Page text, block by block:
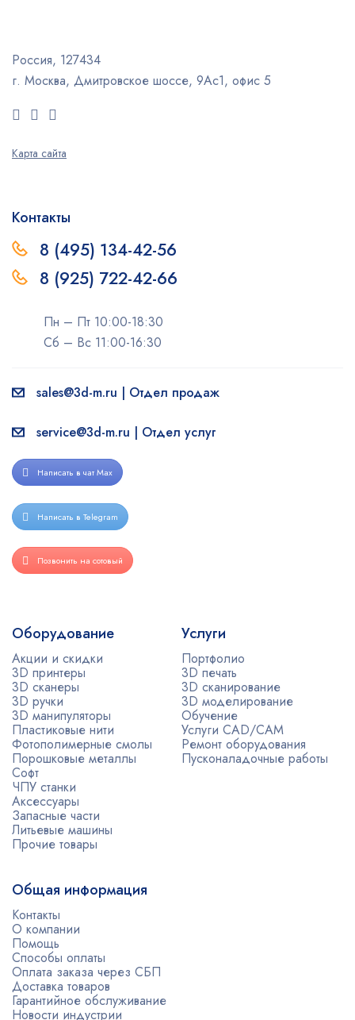
Россия, 127434
г. Москва, Дмитровское шоссе, 9Ас1, офис 5
Карта сайта
Контакты
8 (495) 134-42-56
8 (925) 722-42-66
Пн – Пт 10:00-18:30
Сб – Вс 11:00-16:30
sales@3d-m.ru | Отдел продаж
service@3d-m.ru | Отдел услуг
Написать в чат Max
Написать в Telegram
Позвонить на сотовый
Оборудование
Акции и скидки
3D принтеры
3D сканеры
3D ручки
3D манипуляторы
Пластиковые нити
Фотополимерные смолы
Порошковые металлы
Софт
ЧПУ станки
Аксессуары
Запасные части
Литьевые машины
Прочие товары
Услуги
Портфолио
3D печать
3D сканирование
3D моделирование
Обучение
Услуги CAD/CAM
Ремонт оборудования
Пусконаладочные работы
Общая информация
Контакты
О компании
Помощь
Способы оплаты
Оплата заказа через СБП
Доставка товаров
Гарантийное обслуживание
Новости индустрии